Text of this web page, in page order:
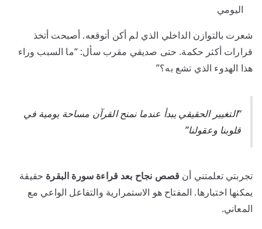
اليومي
شعرت بالتوازن الداخلي الذي لم أكن أتوقعه. أصبحت أتخذ
قرارات أكثر حكمة. حتى صديقي مقرب سأل: “ما السبب وراء
هذا الهدوء الذي تشع به؟”
“التغيير الحقيقي يبدأ عندما نمنح القرآن مساحة يومية في
قلوبنا وعقولنا”
تجربتي تعلمتني أن قصص نجاح بعد قراءة سورة البقرة حقيقة
يمكنها اختبارها. المفتاح هو الاستمرارية والتفاعل الواعي مع
المعاني.